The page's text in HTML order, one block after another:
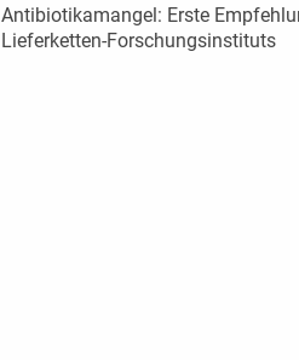
Antibiotikamangel: Erste
Lieferketten-Forschungsinstituts